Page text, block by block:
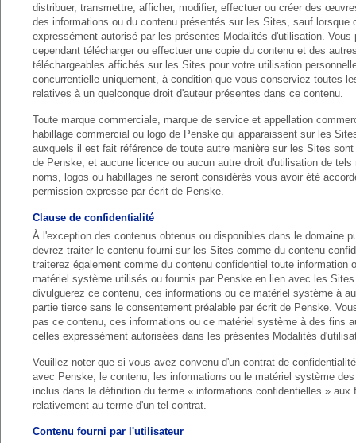
distribuer, transmettre, afficher, modifier, effectuer ou créer des
des informations ou du contenu présentés sur les Sites, sauf lorsque
expressément autorisé par les présentes Modalités d'utilisation. Vous
cependant télécharger ou effectuer une copie du contenu et des
téléchargeables affichés sur les Sites pour votre utilisation
concurrentielle uniquement, à condition que vous conserviez toutes
relatives à un quelconque droit d'auteur présentes dans ce contenu.
Toute marque commerciale, marque de service et appellation
habillage commercial ou logo de Penske qui apparaissent sur les
auxquels il est fait référence de toute autre manière sur les Sites sont
de Penske, et aucune licence ou aucun autre droit d'utilisation de tels
noms, logos ou habillages ne seront considérés vous avoir été
permission expresse par écrit de Penske.
Clause de confidentialité
À l'exception des contenus obtenus ou disponibles dans le domaine
devrez traiter le contenu fourni sur les Sites comme du contenu
traiterez également comme du contenu confidentiel toute information
matériel système utilisés ou fournis par Penske en lien avec les
divulguerez ce contenu, ces informations ou ce matériel système à
partie tierce sans le consentement préalable par écrit de Penske.
pas ce contenu, ces informations ou ce matériel système à des fins
celles expressément autorisées dans les présentes Modalités
Veuillez noter que si vous avez convenu d'un contrat de
avec Penske, le contenu, les informations ou le matériel système
inclus dans la définition du terme « informations confidentielles » aux
relativement au terme d'un tel contrat.
Contenu fourni par l'utilisateur